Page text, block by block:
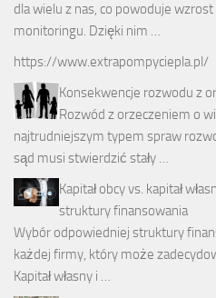
dla wielu z nas, co powoduje
monitoringu. Dzięki nim …
https://www.extrapompyciepla.pl/
Konsekwencje rozwodu z
Rozwód z orzeczeniem o
najtrudniejszym typem spraw
sąd musi stwierdzić stały …
Kapitał obcy vs. kapitał
struktury finansowania
Wybór odpowiedniej struktury
każdej firmy, który może
Kapitał własny i …